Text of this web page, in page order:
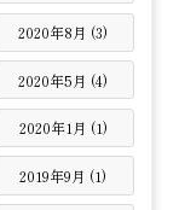
2020年8月 (3)
2020年5月 (4)
2020年1月 (1)
2019年9月 (1)